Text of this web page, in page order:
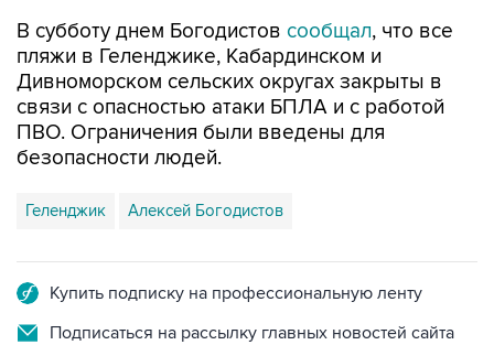
В субботу днем Богодистов сообщал, что все
пляжи в Геленджике, Кабардинском и
Дивноморском сельских округах закрыты в
связи с опасностью атаки БПЛА и с работой
ПВО. Ограничения были введены для
безопасности людей.
Геленджик Алексей Богодистов
Купить подписку на профессиональную ленту
Подписаться на рассылку главных новостей сайта